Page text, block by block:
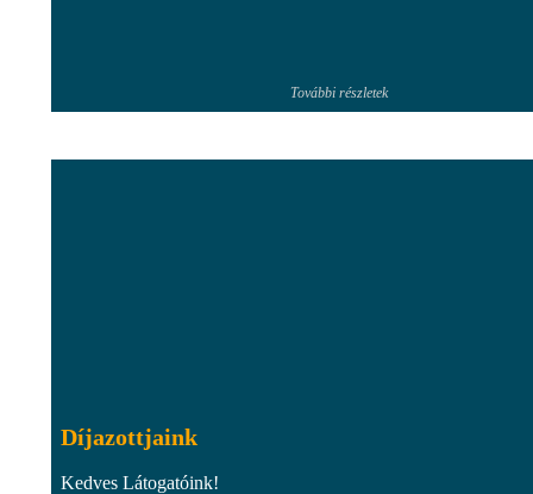
További részletek
Díjazottjaink
Kedves Látogatóink!